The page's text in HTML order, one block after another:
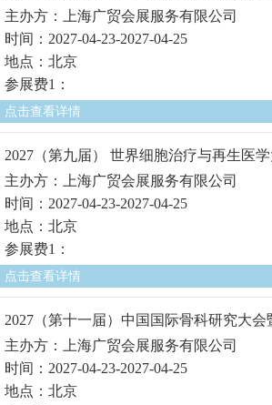
主办方：上海广贸会展服务有限公司
时间：2027-04-23-2027-04-25
地点：北京
参展费1：
点击查看详情
2027（第九届） 世界细胞治疗与再生医
主办方：上海广贸会展服务有限公司
时间：2027-04-23-2027-04-25
地点：北京
参展费1：
点击查看详情
2027（第十一届）中国国际骨科研究大会
主办方：上海广贸会展服务有限公司
时间：2027-04-23-2027-04-25
地点：北京